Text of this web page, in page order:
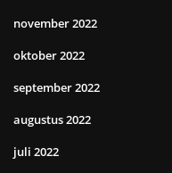
november 2022
oktober 2022
september 2022
augustus 2022
juli 2022